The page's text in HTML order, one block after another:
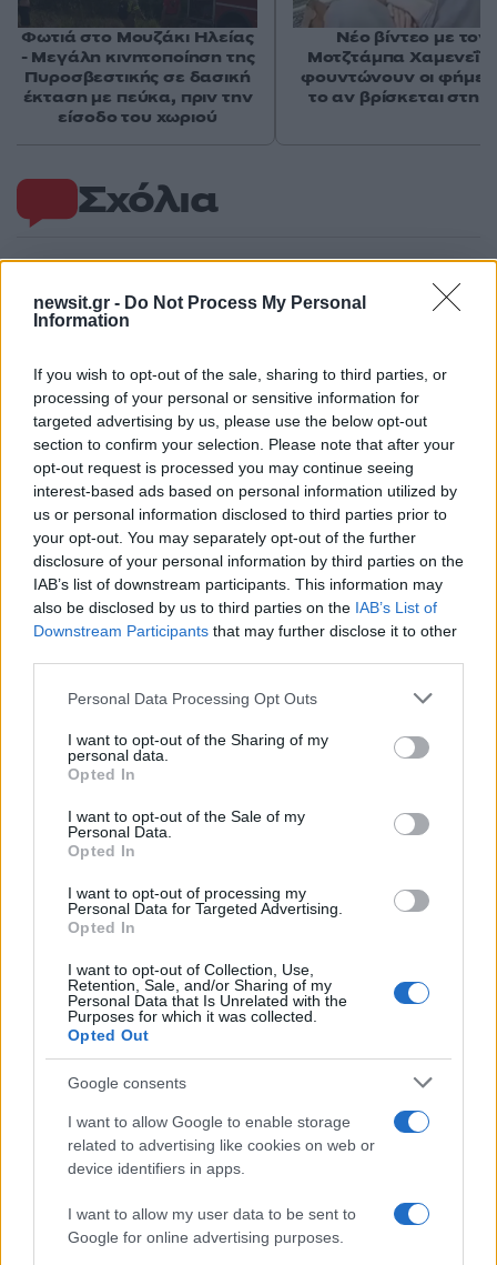
newsit.gr - Do Not Process My Personal
Information
If you wish to opt-out of the sale, sharing to third parties, or
processing of your personal or sensitive information for
targeted advertising by us, please use the below opt-out
section to confirm your selection. Please note that after your
opt-out request is processed you may continue seeing
interest-based ads based on personal information utilized by
us or personal information disclosed to third parties prior to
your opt-out. You may separately opt-out of the further
disclosure of your personal information by third parties on the
IAB’s list of downstream participants. This information may
also be disclosed by us to third parties on the IAB’s List of
Downstream Participants that may further disclose it to other
Please note that this website/app uses one or more Google
not limited to your visit or usage behaviour. You may click to
grant or deny consent to Google and its third-party tags to
use your data for below specified purposes in below Google
consent section.
Personal Data Processing Opt Outs
I want to opt-out of the Sharing of my
personal data.
Opted In
I want to opt-out of the Sale of my
Personal Data.
Opted In
I want to opt-out of processing my
Personal Data for Targeted Advertising.
Opted In
I want to opt-out of Collection, Use,
Retention, Sale, and/or Sharing of my
Personal Data that Is Unrelated with the
Purposes for which it was collected.
Opted Out
Google consents
I want to allow Google to enable storage
related to advertising like cookies on web or
device identifiers in apps.
I want to allow my user data to be sent to
Google for online advertising purposes.
Σχόλια
Σχολίασε εδώ
50 /50
2000 /2000
Υποβολή σχολίου
Όροι Χρήσης. Το site προστατεύεται από reCAPTCHA, ισχύουν
Πολιτική Απορρήτου&Όροι Χρήσηςτης Google.
Ελλάδα
ΓΙΩΡΓΟΣ ΜΥΛΩΝΑΚΗΣ
Share:
Ακολουθήστε το Νewsit.gr στο Google News
ενημερωθείτε πρώτοι για όλη την ειδησεογραφία και τα
τελευταία νέα
Φωτιά στο Μουζάκι Ηλείας
- Μεγάλη κινητοποίηση της
Πυροσβεστικής σε δασική
έκταση με πεύκα, πριν την
είσοδο του χωριού
Νέο βίντεο με τον
Μοτζτάμπα Χαμενεΐ
φουντώνουν οι φήμες
το αν βρίσκεται στη
Πιο δημοφιλή
Κωνσταντίνος Αργυρός και Αλεξάνδρα
Νίκα κάνουν διακοπές με πολυτελές γιοτ
με τα δύο παιδιά τους
Ελίζαμπεθ Ελέτσι και Νεκτάριος Λεμονίδης
πήγαν στον Άγιο Νεκτάριο Βούλας για να
πάρουν την ευχή για τον γιο τους
Ηφαίστειο Σαντορίνης: Ένας 15χρονος που
δεν πρόλαβε να ξεφύγει από το τσουνάμι
μπορεί να αλλάξει τη χρονολογία της